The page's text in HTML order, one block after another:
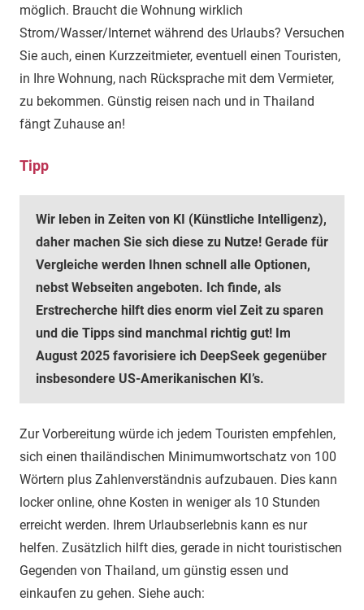
möglich. Braucht die Wohnung wirklich
Strom/Wasser/Internet während des Urlaubs? Versuchen
Sie auch, einen Kurzzeitmieter, eventuell einen Touristen,
in Ihre Wohnung, nach Rücksprache mit dem Vermieter,
zu bekommen. Günstig reisen nach und in Thailand
fängt Zuhause an!
Tipp
Wir leben in Zeiten von KI (Künstliche Intelligenz),
daher machen Sie sich diese zu Nutze! Gerade für
Vergleiche werden Ihnen schnell alle Optionen,
nebst Webseiten angeboten. Ich finde, als
Erstrecherche hilft dies enorm viel Zeit zu sparen
und die Tipps sind manchmal richtig gut! Im
August 2025 favorisiere ich DeepSeek gegenüber
insbesondere US-Amerikanischen KI’s.
Zur Vorbereitung würde ich jedem Touristen empfehlen,
sich einen thailändischen Minimumwortschatz von 100
Wörtern plus Zahlenverständnis aufzubauen. Dies kann
locker online, ohne Kosten in weniger als 10 Stunden
erreicht werden. Ihrem Urlaubserlebnis kann es nur
helfen. Zusätzlich hilft dies, gerade in nicht touristischen
Gegenden von Thailand, um günstig essen und
einkaufen zu gehen. Siehe auch: